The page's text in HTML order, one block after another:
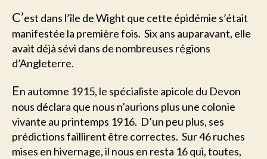
C’est dans l’île de Wight que cette épidémie s’était
manifestée la première fois. Six ans auparavant, elle
avait déjà sévi dans de nombreuses régions
d’Angleterre.
En automne 1915, le spécialiste apicole du Devon
nous déclara que nous n’aurions plus une colonie
vivante au printemps 1916. D’un peu plus, ses
prédictions faillirent être correctes. Sur 46 ruches
mises en hivernage, il nous en resta 16 qui, toutes,